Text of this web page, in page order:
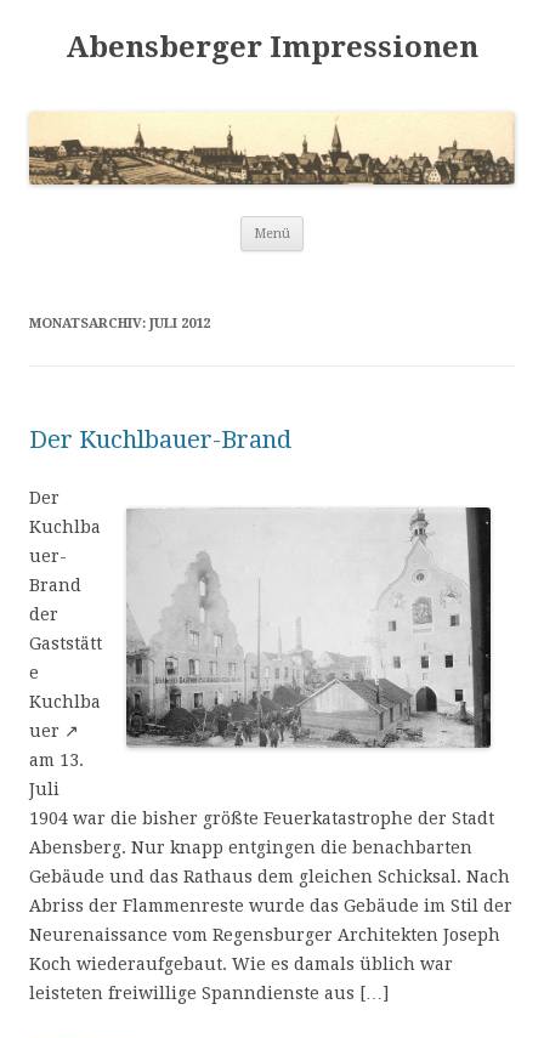
Abensberger Impressionen
Menü
MONATSARCHIV: JULI 2012
Der Kuchlbauer-Brand
Der
Kuchlba
uer-
Brand
der
Gaststätt
e
Kuchlba
uer ↗
am 13.
Juli
1904 war die bisher größte Feuerkatastrophe der Stadt
Abensberg. Nur knapp entgingen die benachbarten
Gebäude und das Rathaus dem gleichen Schicksal. Nach
Abriss der Flammenreste wurde das Gebäude im Stil der
Neurenaissance vom Regensburger Architekten Joseph
Koch wiederaufgebaut. Wie es damals üblich war
leisteten freiwillige Spanndienste aus […]